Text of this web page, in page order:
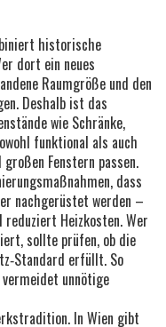
historische
dort ein neues
Raumgröße und den
Deshalb ist das
wie Schränke,
funktional als auch
Fenstern passen.
dass
nachgerüstet werden –
Heizkosten. Wer
sollte prüfen, ob die
erfüllt. So
unnötige
In Wien gibt